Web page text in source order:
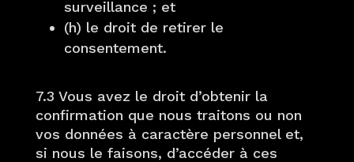
surveillance ; et
(h) le droit de retirer le
consentement.
7.3 Vous avez le droit d’obtenir la
confirmation que nous traitons ou non
vos données à caractère personnel et,
si nous le faisons, d’accéder à ces